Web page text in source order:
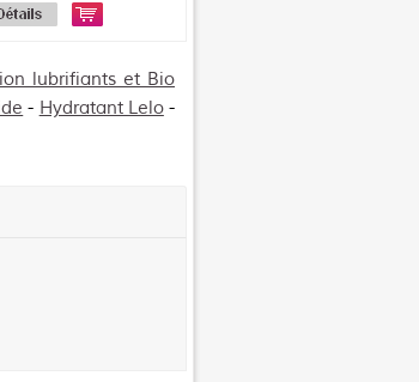
lubrifiants et Bio
- Hydratant Lelo-